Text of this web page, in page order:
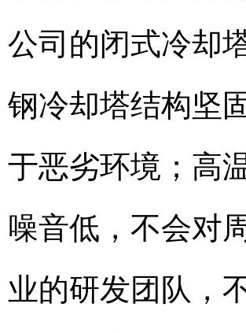
公司的闭式冷却
钢冷却塔结构坚
于恶劣环境；高
噪音低，不会对
业的研发团队，